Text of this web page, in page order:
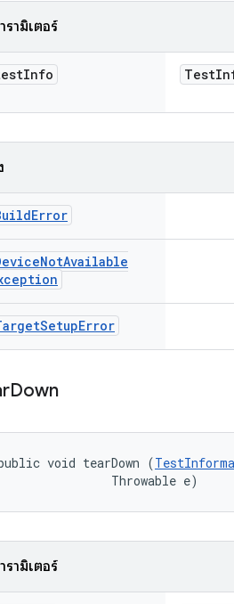
รามิเตอร์
Info Test
Error
NotAvailable
SetupError
Down
void tearDown (
Throwable e)
รามิเตอร์